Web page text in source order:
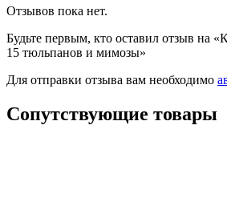
Отзывов пока нет.
Будьте первым, кто оставил отзыв на
15 тюльпанов и мимозы»
Для отправки отзыва вам необходимо
Сопутствующие товары